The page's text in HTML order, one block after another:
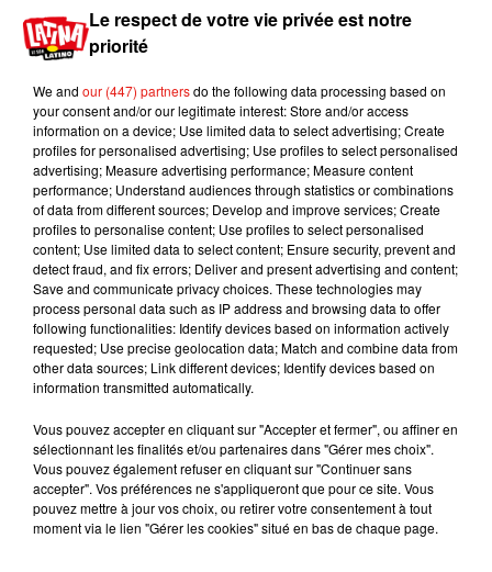
Publié : 8 février 2019 à 16h35 par Aurélie Amcn
Line
. Elle est elle aussi docteur. Sa spécialité :
psychiatrie.
l’écran à l’inverse de Liz
Sheperd
(Neve
Campbell)
NancySheperd (Embeth Davitz)après le tragique
final de la saison 8(le crash d’avion).
Pour l’heure, on ne connaît pas encore le nom de
l’actrice qui incarnera ce nouveau personnage. Et
pour cause, le casting est encore en
cours. L’épisode devrait cependant être diffusé
avant la fin de la saison 15 deGrey’s Anatomyqui,
rappelons-le, a été rallongée de 22 à 25 épisodes.
Mundo Latino
Au Guatemala, le volcan de
Fuego entre en éruption
Le respect de votre vie privée est notre
priorité
We and our (447) partnersdo the following data processing based on
your consent and/or our legitimate interest: Store and/or access
information on a device; Use limited data to select advertising; Create
profiles for personalised advertising; Use profiles to select personalised
advertising; Measure advertising performance; Measure content
performance; Understand audiences through statistics or combinations
of data from different sources; Develop and improve services; Create
profiles to personalise content; Use profiles to select personalised
content; Use limited data to select content; Ensure security, prevent and
detect fraud, and fix errors; Deliver and present advertising and content;
Save and communicate privacy choices. These technologies may
process personal data such as IP address and browsing data to offer
following functionalities: Identify devices based on information actively
requested; Use precise geolocation data; Match and combine data from
other data sources; Link different devices; Identify devices based on
information transmitted automatically.
Vous pouvez accepter en cliquant sur "Accepter et fermer", ou affiner en
sélectionnant les finalités et/ou partenaires dans "Gérer mes choix".
Vous pouvez également refuser en cliquant sur "Continuer sans
accepter". Vos préférences ne s'appliqueront que pour ce site. Vous
pouvez mettre à jour vos choix, ou retirer votre consentement à tout
moment via le lien "Gérer les cookies" situé en bas de chaque page.